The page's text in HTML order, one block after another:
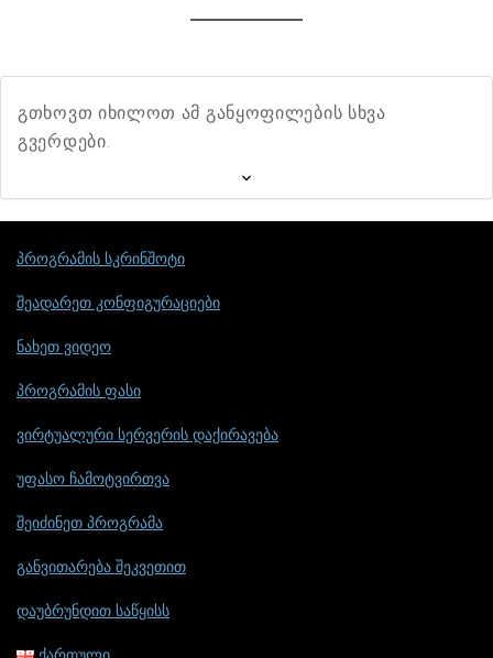
გთხოვთ იხილოთ ამ განყოფილების სხვა
გვერდები.
პროგრამის სკრინშოტი
შეადარეთ კონფიგურაციები
ნახეთ ვიდეო
პროგრამის ფასი
ვირტუალური სერვერის დაქირავება
უფასო ჩამოტვირთვა
შეიძინეთ პროგრამა
განვითარება შეკვეთით
დაუბრუნდით საწყისს